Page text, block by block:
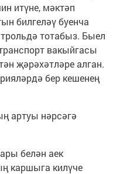
итүне, мәктәп
билгеләү буенча
тотабыз. Быел
вакыйгасы
җәрәхәтләре алган.
бер кешенең
артуы нәрсәгә
белән аек
каршыга килүче